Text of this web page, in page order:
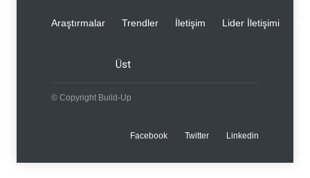
Araştırmalar Trendler İletişim Lider İletişimi
Üst
© Copyright Build-Up
Facebook Twitter Linkedin